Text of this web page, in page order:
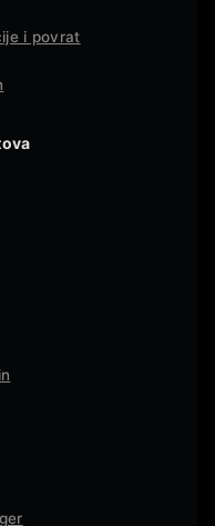
i povrat